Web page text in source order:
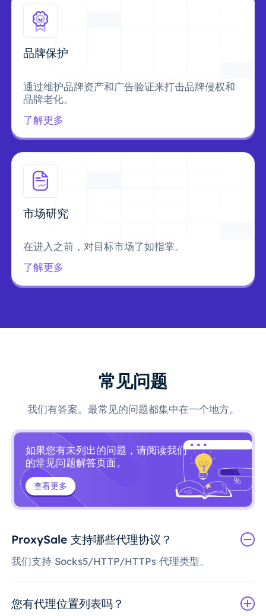
品牌保护
通过维护品牌资产和广告验证来打击品牌侵权和
品牌老化。
了解更多
市场研究
在进入之前，对目标市场了如指掌。
了解更多
常见问题
我们有答案。最常见的问题都集中在一个地方。
如果您有未列出的问题，请阅读我们
的常见问题解答页面。
查看更多
ProxySale 支持哪些代理协议？
我们支持 Socks5/HTTP/HTTPs 代理类型。
您有代理位置列表吗？